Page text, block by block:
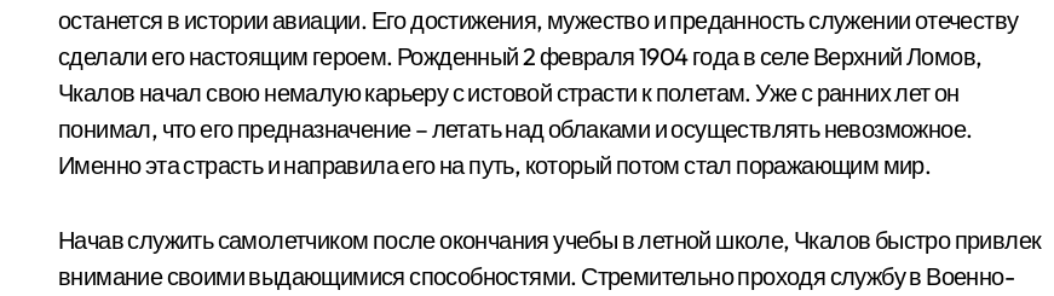
останется в истории авиации. Его достижения, мужество и преданность служении отечеству
сделали его настоящим героем. Рожденный 2 февраля 1904 года в селе Верхний Ломов,
Чкалов начал свою немалую карьеру с истовой страсти к полетам. Уже с ранних лет он
понимал, что его предназначение – летать над облаками и осуществлять невозможное.
Именно эта страсть и направила его на путь, который потом стал поражающим мир.
Начав служить самолетчиком после окончания учебы в летной школе, Чкалов быстро привлек
внимание своими выдающимися способностями. Стремительно проходя службу в Военно-